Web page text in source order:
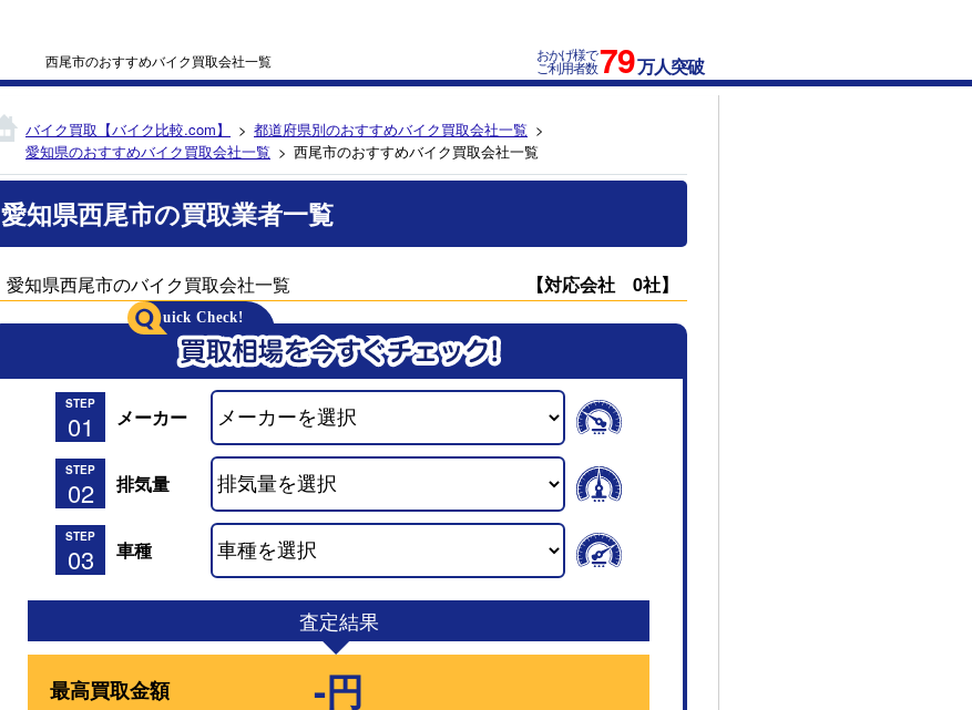
西尾市のおすすめバイク買取会社一覧 おかげ様で
ご利用者数79万人突破
バイク買取【バイク比較.com】
都道府県別のおすすめバイク買取会社一覧
愛知県のおすすめバイク買取会社一覧
西尾市のおすすめバイク買取会社一覧
愛知県西尾市の買取業者一覧
愛知県西尾市のバイク買取会社一覧 【対応会社 0社】
STEP
01 メーカー
STEP
02 排気量
STEP
03 車種
査定結果
最高買取金額 -円